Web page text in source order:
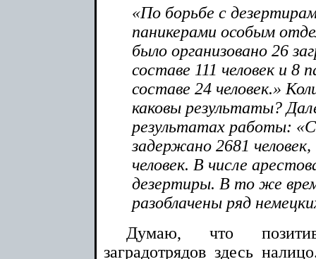
«По борьбе с
паникерами особым
было организовано 26
составе 111 человек и 8
составе 24 человек.»
каковы результаты?
результатах работы:
задержано 2681
человек. В числе
дезертиры. В то же
разоблачены ряд
Думаю, что
заградотрядов здесь